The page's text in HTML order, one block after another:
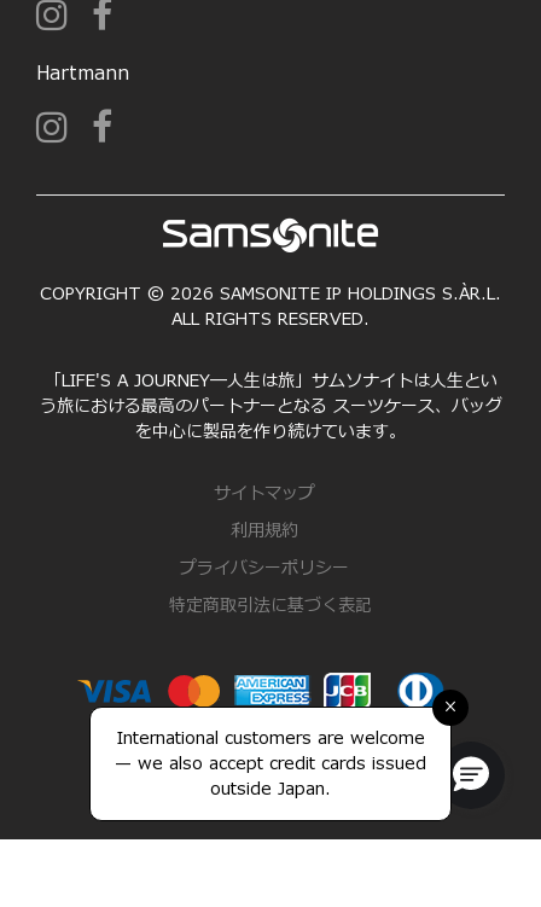
×
International customers are welcome
— we also accept credit cards issued
outside Japan.
Hartmann
COPYRIGHT © 2026 SAMSONITE IP HOLDINGS S.ÀR.L.
ALL RIGHTS RESERVED.
「LIFE'S A JOURNEY―人生は旅」サムソナイトは人生とい
う旅における最高のパートナーとなる スーツケース、バッグ
を中心に製品を作り続けています。
サイトマップ
利用規約
プライバシーポリシー
特定商取引法に基づく表記